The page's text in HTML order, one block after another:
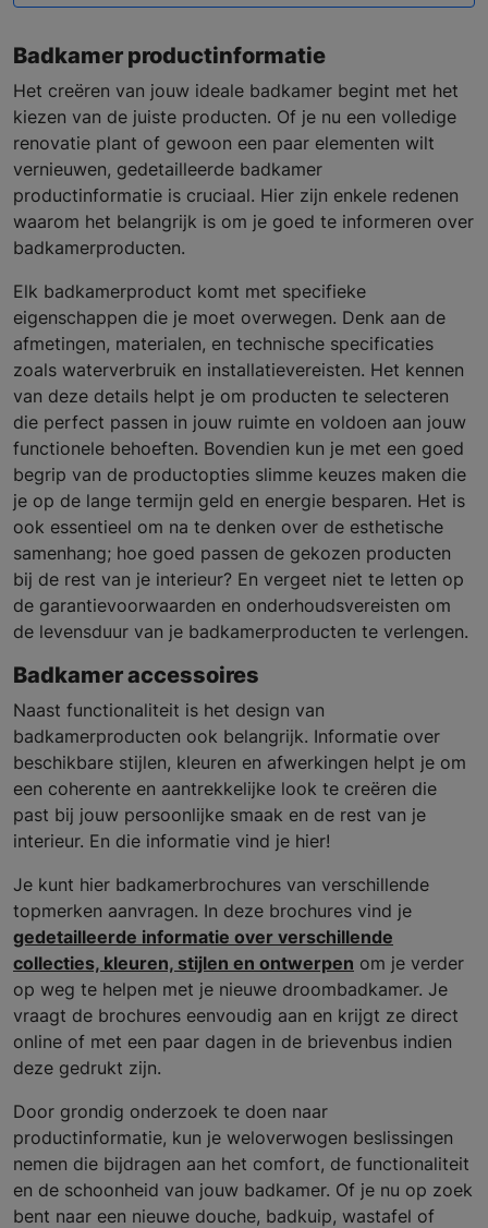
Badkamer productinformatie
Het creëren van jouw ideale badkamer begint met het
kiezen van de juiste producten. Of je nu een volledige
renovatie plant of gewoon een paar elementen wilt
vernieuwen, gedetailleerde badkamer
productinformatie is cruciaal. Hier zijn enkele redenen
waarom het belangrijk is om je goed te informeren over
badkamerproducten.
Elk badkamerproduct komt met specifieke
eigenschappen die je moet overwegen. Denk aan de
afmetingen, materialen, en technische specificaties
zoals waterverbruik en installatievereisten. Het kennen
van deze details helpt je om producten te selecteren
die perfect passen in jouw ruimte en voldoen aan jouw
functionele behoeften. Bovendien kun je met een goed
begrip van de productopties slimme keuzes maken die
je op de lange termijn geld en energie besparen. Het is
ook essentieel om na te denken over de esthetische
samenhang; hoe goed passen de gekozen producten
bij de rest van je interieur? En vergeet niet te letten op
de garantievoorwaarden en onderhoudsvereisten om
de levensduur van je badkamerproducten te verlengen.
Badkamer accessoires
Naast functionaliteit is het design van
badkamerproducten ook belangrijk. Informatie over
beschikbare stijlen, kleuren en afwerkingen helpt je om
een coherente en aantrekkelijke look te creëren die
past bij jouw persoonlijke smaak en de rest van je
interieur. En die informatie vind je hier!
Je kunt hier badkamerbrochures van verschillende
topmerken aanvragen. In deze brochures vind je
gedetailleerde informatie over verschillende
collecties, kleuren, stijlen en ontwerpen om je verder
op weg te helpen met je nieuwe droombadkamer. Je
vraagt de brochures eenvoudig aan en krijgt ze direct
online of met een paar dagen in de brievenbus indien
deze gedrukt zijn.
Door grondig onderzoek te doen naar
productinformatie, kun je weloverwogen beslissingen
nemen die bijdragen aan het comfort, de functionaliteit
en de schoonheid van jouw badkamer. Of je nu op zoek
bent naar een nieuwe douche, badkuip, wastafel of